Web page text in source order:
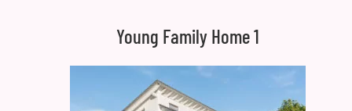
Young Family Home 1